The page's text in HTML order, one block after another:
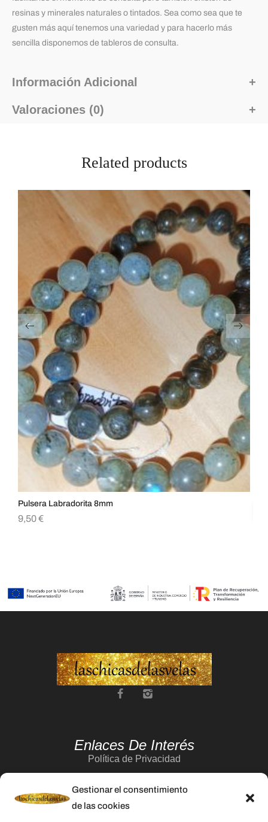
Gestionar el consentimiento
de las cookies
resinas y minerales naturales o tintados. Sea como sea que te
gusten más aquí tenemos una variedad y para hacerlo más
sencilla disponemos de tableros de consulta.
Información Adicional
Valoraciones (0)
Related products
Pulsera Labradorita 8mm
9,50€
Enlaces De Interés
Política de Privacidad
Política de Cookies